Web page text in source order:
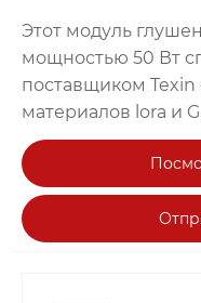
Этот модуль
мощностью 50 Вт
поставщиком
материалов lora и
дальностью
глушения.Этот
использоваться
помех дронами,
помехи передаче